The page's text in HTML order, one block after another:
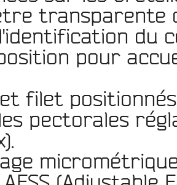
transparente
du
pour
filet
pectorales